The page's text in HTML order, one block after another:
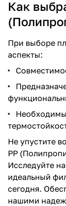
Как
При выборе
аспекты:
Не упустите
PP
Исследуйте
идеальный
сегодня.
нашими